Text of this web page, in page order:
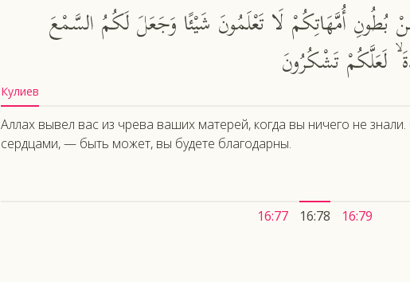
بُطُونِ أُمَّهَاتِكُمْ لَا تَعْلَمُونَ شَيْئًا وَجَعَلَ لَكُمُ السَّمْعَ
لَعَلَّكُمْ تَشْكُرُونَ
Кулиев
Аллах вывел вас из чрева ваших матерей, когда вы ничего не
сердцами, — быть может, вы будете благодарны.
16:77 16:78 16:79